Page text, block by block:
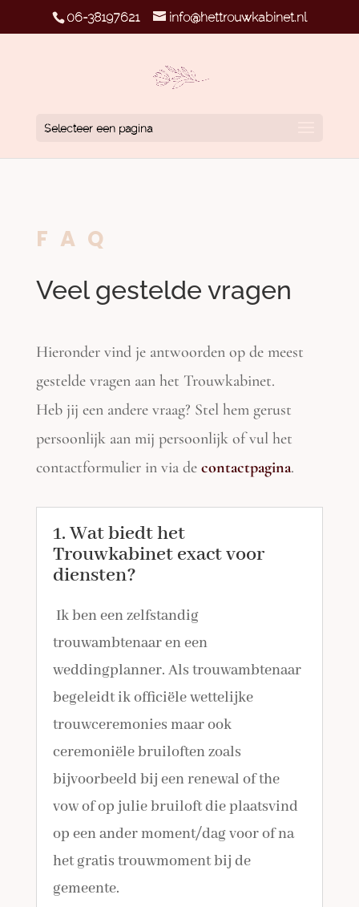
06-38197621 info@hettrouwkabinet.nl
Selecteer een pagina
FAQ
Veel gestelde vragen
Hieronder vind je antwoorden op de meest
gestelde vragen aan het Trouwkabinet.
Heb jij een andere vraag? Stel hem gerust
persoonlijk aan mij persoonlijk of vul het
contactformulier in via decontactpagina.
1. Wat biedt het
Trouwkabinet exact voor
diensten?
Ik ben een zelfstandig
trouwambtenaar en een
weddingplanner. Als trouwambtenaar
begeleidt ik officiële wettelijke
trouwceremonies maar ook
ceremoniële bruiloften zoals
bijvoorbeeld bij een renewal of the
vow of op julie bruiloft die plaatsvind
op een ander moment/dag voor of na
het gratis trouwmoment bij de
gemeente.